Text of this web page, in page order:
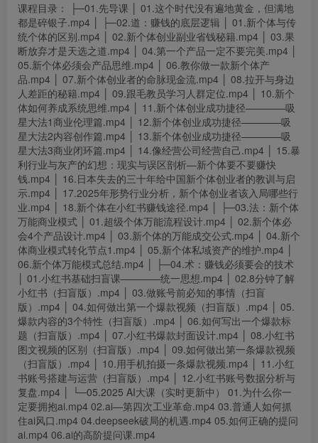
课程目录： ├─01.先导课 │ 01.这个时代没有遍地黄金，但满地
都是碎银子.mp4 │ ├─02.道：赚钱的底层逻辑 │ 01.新个体与传
统个体的区别.mp4 │ 02.新个体创业副业省钱秘籍.mp4 │ 03.果
断放弃才是天选之道.mp4 │ 04.第一个产品一定不要完美.mp4 │
05.新个体必须会产品思维.mp4 │ 06.教你做一款新个体产
品.mp4 │ 07.新个体创业者的命脉现金流.mp4 │ 08.拉开与身边
人差距的秘籍.mp4 │ 09.跟毛教员学习人群定位.mp4 │ 10.新个
体如何养成系统思维.mp4 │ 11.新个体创业成功捷径————吸
星大法1商业伦理篇.mp4 │ 12.新个体创业成功捷径————吸
星大法2内容创作篇.mp4 │ 13.新个体创业成功捷径————吸
星大法3商业闭环篇.mp4 │ 14.像经营公司经营自己.mp4 │ 15.暴
利行业与灰产的幻想：现实与误区剖析—新个体要不要赚快
钱.mp4 │ 16.日本失去的三十年给中国新个体创业者的教训与启
示.mp4 │ 17.2025年形势行业分析，新个体创业者该入局哪些行
业.mp4 │ 18.新个体在小红书赚钱途径.mp4 │ ├─03.法：新个体
万能商业模式 │ 01.超级个体万能流程设计.mp4 │ 02.新个体必
会4个产品设计.mp4 │ 03.新个体的万能成交公式.mp4 │ 04.新个
体商业模式转化节点1.mp4 │ 05.新个体私域资产的维护.mp4 │
06.新个体万能模式总结.mp4 │ ├─04.术：赚钱必须要会的技术
│ 01.小红书基础扫盲课————统一思想.mp4 │ 02.8分钟了解
小红书（扫盲版）.mp4 │ 03.做账号前必知的事情（扫盲
版）.mp4 │ 04.如何做出第一个爆款视频（扫盲版）.mp4 │ 05.
爆款内容的3个特性（扫盲版）.mp4 │ 06.如何写出一个爆款标
题（扫盲版）.mp4 │ 07.小红书爆款封面设计.mp4 │ 08.小红书
图文视频的区别（扫盲版）.mp4 │ 09.如何做出第一条爆款视频
（扫盲版）.mp4 │ 10.用手机拍摄一条爆款视频.mp4 │ 11.小红
书账号搭建与运营（扫盲版）.mp4 │ 12.小红书账号数据分析与
复盘.mp4 │ └─05.2025 AI大课（实时更新中） 01.为什么你一
定要拥抱ai.mp4 02.ai—第四次工业革命.mp4 03.普通人如何抓
住ai风口.mp4 04.deepseek破局的机遇.mp4 05.如何正确的提问
ai.mp4 06.ai的高阶提问课.mp4